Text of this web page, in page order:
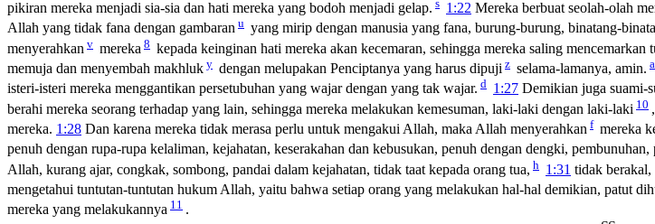
pikiran mereka menjadi sia-sia dan hati mereka yang bodoh menjadi gelap. s 1:22 Mereka berbuat seolah-olah
Allah yang tidak fana dengan gambaran u yang mirip dengan manusia yang fana, burung-burung, binatang-
menyerahkan v mereka 8 kepada keinginan hati mereka akan kecemaran, sehingga mereka saling mencemarkan
memuja dan menyembah makhluk y dengan melupakan Penciptanya yang harus dipuji z selama-lamanya, amin. a
isteri-isteri mereka menggantikan persetubuhan yang wajar dengan yang tak wajar. d 1:27 Demikian juga suami-
berahi mereka seorang terhadap yang lain, sehingga mereka melakukan kemesuman, laki-laki dengan laki-laki 10
mereka. 1:28 Dan karena mereka tidak merasa perlu untuk mengakui Allah, maka Allah menyerahkan f mereka
penuh dengan rupa-rupa kelaliman, kejahatan, keserakahan dan kebusukan, penuh dengan dengki,
Allah, kurang ajar, congkak, sombong, pandai dalam kejahatan, tidak taat kepada orang tua, h 1:31 tidak berakal,
mengetahui tuntutan-tuntutan hukum Allah, yaitu bahwa setiap orang yang melakukan hal-hal demikian, patut
mereka yang melakukannya 11 .